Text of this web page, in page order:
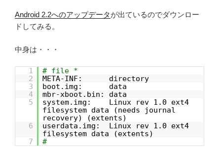
Android 2.2へのアップデータが出ているのでダウンロー
ドしてみる。
中身は・・・
1
# file *
2
META-INF: directory
3
boot.img: data
4
mbr-xboot.bin: data
5
system.img: Linux rev 1.0 ext4
filesystem data (needs journal
recovery) (extents)
6
userdata.img: Linux rev 1.0 ext4
filesystem data (extents)
7
#